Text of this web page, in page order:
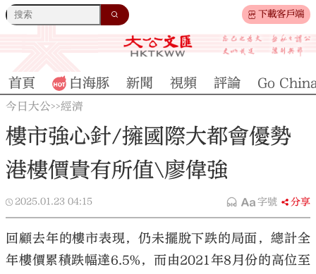
下載客戶端
首頁 白海豚 新聞 視頻 評論 Go
今日大公>>經濟
樓市強心針/擁國際大都會優勢
港樓價貴有所值\廖偉強
2025.01.23 04:15 字號 分享
回顧去年的樓市表現，仍未擺脫下跌的局面，總計全
年樓價累積跌幅達6.5%，而由2021年8月份的高位至